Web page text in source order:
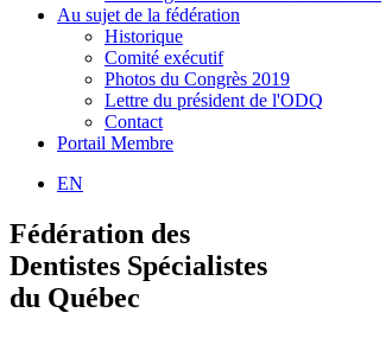
Au sujet de la fédération
Historique
Comité exécutif
Photos du Congrès 2019
Lettre du président de l'ODQ
Contact
Portail Membre
EN
Fédération des
Dentistes Spécialistes
du Québec